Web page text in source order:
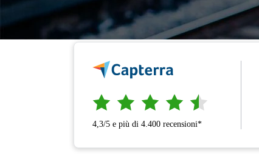
4,3/5 e più di 4.400 recensioni*